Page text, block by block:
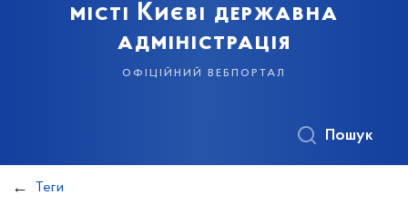
місті Києві державна
адміністрація
офіційний вебпортал
Пошук
Теги